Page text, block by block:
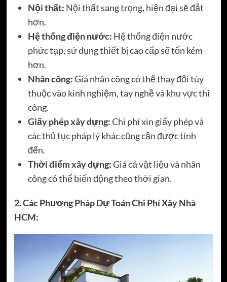
Nội thất: Nội thất sang trọng, hiện đại sẽ đắt
hơn.
Hệ thống điện nước: Hệ thống điện nước
phức tạp, sử dụng thiết bị cao cấp sẽ tốn kém
hơn.
Nhân công:Giá nhân công có thể thay đổi tùy
thuộc vào kinh nghiệm, tay nghề và khu vực thi
công.
Giấy phép xây dựng:Chi phí xin giấy phép và
các thủ tục pháp lý khác cũng cần được tính
đến.
Thời điểm xây dựng:Giá cả vật liệu và nhân
công có thể biến động theo thời gian.
2. Các Phương Pháp Dự Toán Chi Phí Xây Nhà
HCM: